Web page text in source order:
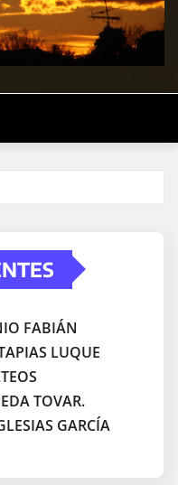
FABIÁN
LUQUE
TOVAR.
GARCÍA